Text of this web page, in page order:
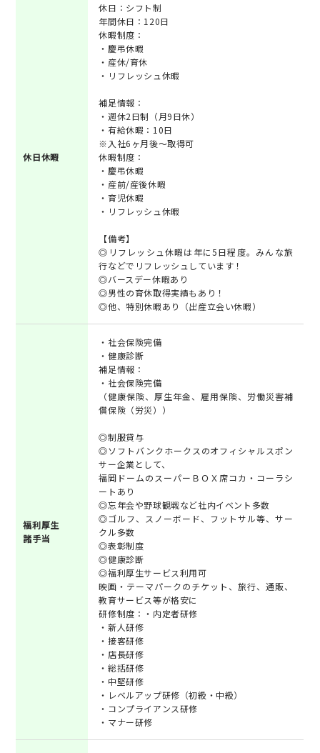
休日休暇
休日：シフト制
年間休日：120日
休暇制度：
・慶弔休暇
・産休/育休
・リフレッシュ休暇
補足情報：
・週休2日制（月9日休）
・有給休暇：10日
※入社6ヶ月後～取得可
休暇制度：
・慶弔休暇
・産前/産後休暇
・育児休暇
・リフレッシュ休暇
【備考】
◎リフレッシュ休暇は年に5日程度。みんな旅
行などでリフレッシュしています！
◎バースデー休暇あり
◎男性の育休取得実績もあり！
◎他、特別休暇あり（出産立会い休暇）
福利厚生
諸手当
・社会保険完備
・健康診断
補足情報：
・社会保険完備
（健康保険、厚生年金、雇用保険、労働災害補
償保険（労災））
◎制服貸与
◎ソフトバンクホークスのオフィシャルスポン
サー企業として、
福岡ドームのスーパーＢＯＸ席コカ・コーラシ
ートあり
◎忘年会や野球観戦など社内イベント多数
◎ゴルフ、スノーボード、フットサル等、サー
クル多数
◎表彰制度
◎健康診断
◎福利厚生サービス利用可
映画・テーマパークのチケット、旅行、通販、
教育サービス等が格安に
研修制度：・内定者研修
・新人研修
・接客研修
・店長研修
・総括研修
・中堅研修
・レベルアップ研修（初級・中級）
・コンプライアンス研修
・マナー研修